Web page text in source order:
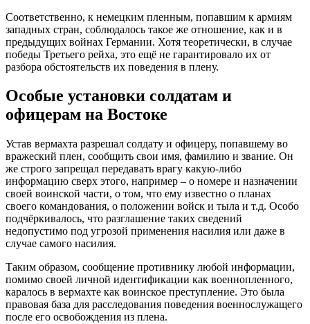
Соответственно, к немецким пленным, попавшим к армиям
западных стран, соблюдалось такое же отношение, как и в
предыдущих войнах Германии. Хотя теоретически, в случае
победы Третьего рейха, это ещё не гарантировало их от
разбора обстоятельств их поведения в плену.
Особые установки солдатам и
офицерам на Востоке
Устав вермахта разрешал солдату и офицеру, попавшему во
вражеский плен, сообщить свои имя, фамилию и звание. Он
же строго запрещал передавать врагу какую-либо
информацию сверх этого, например – о номере и назначении
своей воинской части, о том, что ему известно о планах
своего командования, о положении войск и тыла и т.д. Особо
подчёркивалось, что разглашение таких сведений
недопустимо под угрозой применения насилия или даже в
случае самого насилия.
Таким образом, сообщение противнику любой информации,
помимо своей личной идентификации как военнопленного,
каралось в вермахте как воинское преступление. Это была
правовая база для расследования поведения военнослужащего
после его освобождения из плена.